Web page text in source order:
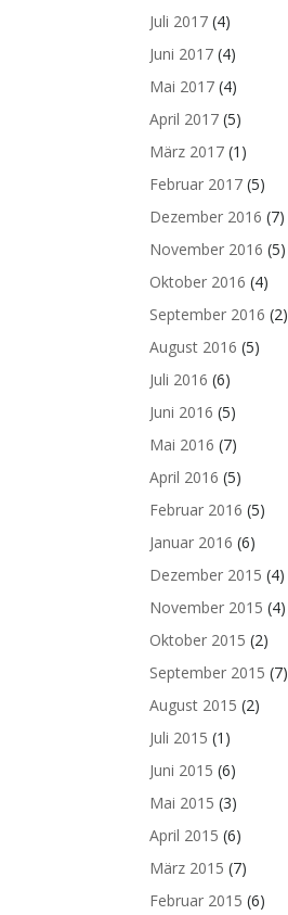
Juli 2017 (4)
Juni 2017 (4)
Mai 2017 (4)
April 2017 (5)
März 2017 (1)
Februar 2017 (5)
Dezember 2016 (7)
November 2016 (5)
Oktober 2016 (4)
September 2016 (2)
August 2016 (5)
Juli 2016 (6)
Juni 2016 (5)
Mai 2016 (7)
April 2016 (5)
Februar 2016 (5)
Januar 2016 (6)
Dezember 2015 (4)
November 2015 (4)
Oktober 2015 (2)
September 2015 (7)
August 2015 (2)
Juli 2015 (1)
Juni 2015 (6)
Mai 2015 (3)
April 2015 (6)
März 2015 (7)
Februar 2015 (6)